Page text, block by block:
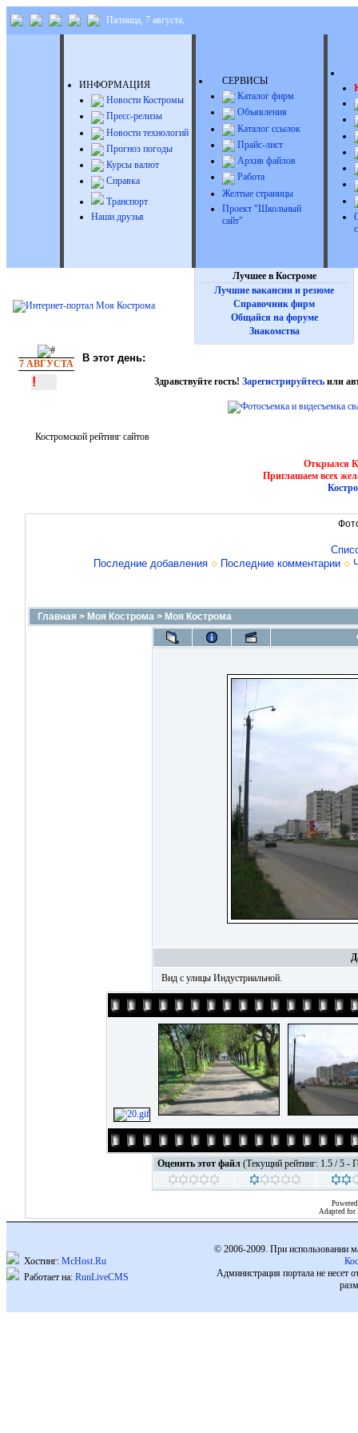
Пятница, 7 августа,
ИНФОРМАЦИЯ
Новости Костромы
Пресс-релизы
Новости технологий
Прогноз погоды
Курсы валют
Справка
Транспорт
Наши друзья
СЕРВИСЫ
Каталог фирм
Объявления
Каталог ссылок
Прайс-лист
Архив файлов
Работа
Желтые страницы
Проект "Школьный
сайт"
Лучшее в Костроме
Лучшие вакансии и резюме
Справочник фирм
Общайся на форуме
Знакомства
7 АВГУСТА В этот день:
! Здравствуйте гость! Зарегистрируйтесьили
Костромской рейтинг сайтов
Открылся
Приглашаем всех
Последние добавления
Последние комментарии
Главная > Моя Кострома> Моя Кострома
Вид с улицы Индустриальной.
Оценить этот файл (Текущий рейтинг: 1.5 / 5 -
Adapted for
Хостинг: McHost.Ru
Работает на: RunLiveCMS
© 2006-2009. При использовании
Администрация портала не несет